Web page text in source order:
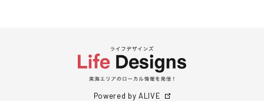
Powered by ALIVE